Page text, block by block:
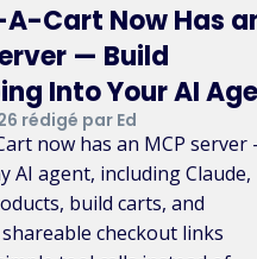
Cart Now Has
— Build
Into Your AI
rédigé par Ed
now has an MCP
AI agent, including Claude,
build carts, and
checkout links